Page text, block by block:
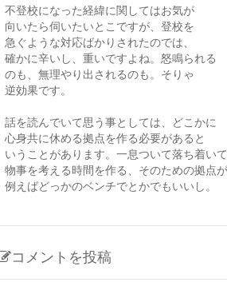
不登校になった経緯に関してはお気が
向いたら伺いたいとこですが、登校を
急ぐような対応ばかりされたのでは、
確かに辛いし、重いですよね。怒鳴られる
のも、無理やり出されるのも。そりゃ
逆効果です。
話を読んでいて思う事としては、どこかに
心身共に休める拠点を作る必要があると
いうことがあります。一息ついて落ち着いて
物事を考える時間を作る、そのための拠点が
例えばどっかのベンチでとかでもいいし。
コメントを投稿